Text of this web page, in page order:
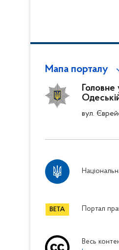
Мапа порталу
Головне
вул.
Портал
Весь